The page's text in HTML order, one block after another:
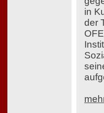
in
der